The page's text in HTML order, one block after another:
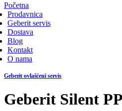
Početna
Prodavnica
Geberit servis
Dostava
Blog
Kontakt
O nama
Geberit ovlašćeni servis
Geberit Silent